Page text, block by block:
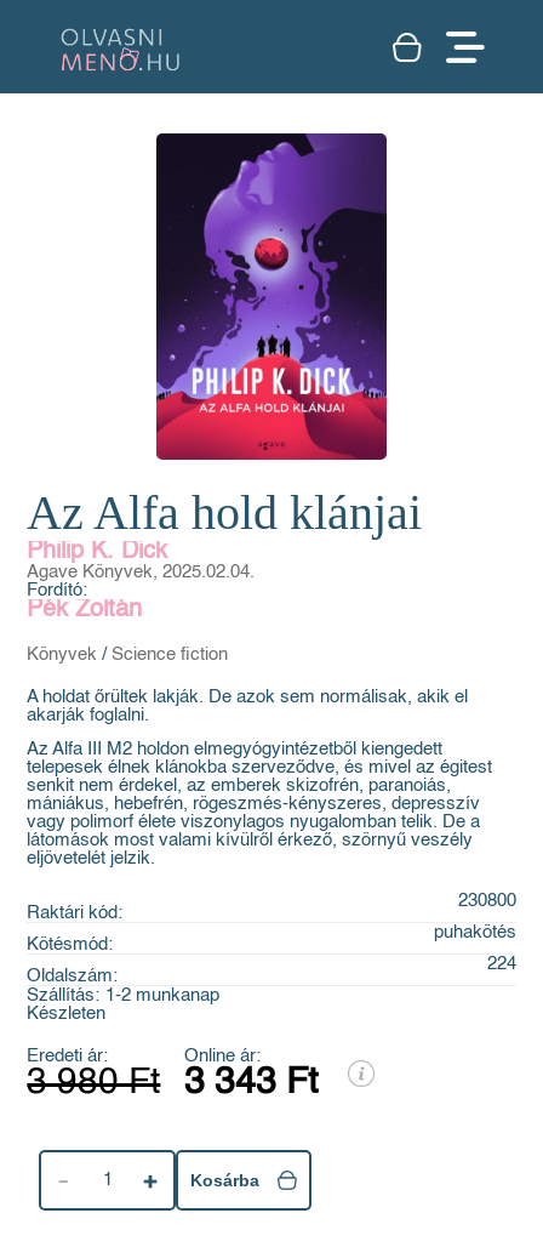
Az Alfa hold klánjai
Philip K. Dick
Agave Könyvek, 2025.02.04.
Fordító:
Pék Zoltán
Könyvek / Science fiction
A holdat őrültek lakják. De azok sem normálisak, akik el
akarják foglalni.
Az Alfa III M2 holdon elmegyógyintézetből kiengedett
telepesek élnek klánokba szerveződve, és mivel az égitest
senkit nem érdekel, az emberek skizofrén, paranoiás,
mániákus, hebefrén, rögeszmés-kényszeres, depresszív
vagy polimorf élete viszonylagos nyugalomban telik. De a
látomások most valami kívülről érkező, szörnyű veszély
eljövetelét jelzik.
Raktári kód:
230800
Kötésmód:
puhakötés
Oldalszám:
224
Szállítás: 1-2 munkanap
Készleten
Eredeti ár:
3 980 Ft
Online ár:
3 343 Ft
1 Kosárba